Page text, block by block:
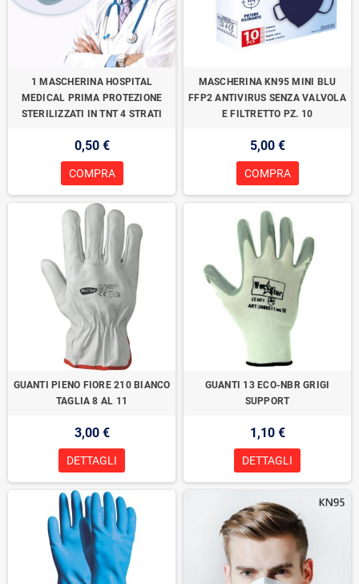
1 MASCHERINA HOSPITAL
MEDICAL PRIMA PROTEZIONE
STERILIZZATI IN TNT 4 STRATI
0,50 €
COMPRA
MASCHERINA KN95 MINI BLU
FFP2 ANTIVIRUS SENZA VALVOLA
E FILTRETTO PZ. 10
5,00 €
COMPRA
GUANTI PIENO FIORE 210 BIANCO
TAGLIA 8 AL 11
3,00 €
DETTAGLI
GUANTI 13 ECO-NBR GRIGI
SUPPORT
1,10 €
DETTAGLI